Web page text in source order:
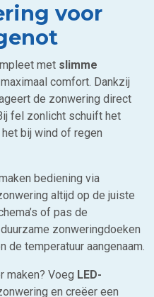
voor
met slimme
comfort. Dankzij
de zonwering direct
fel zonlicht schuift het
bij wind of regen
bediening via
altijd op de juiste
of pas de
zonweringdoeken
de temperatuur aangenaam.
maken? Voeg LED-
en creëer een